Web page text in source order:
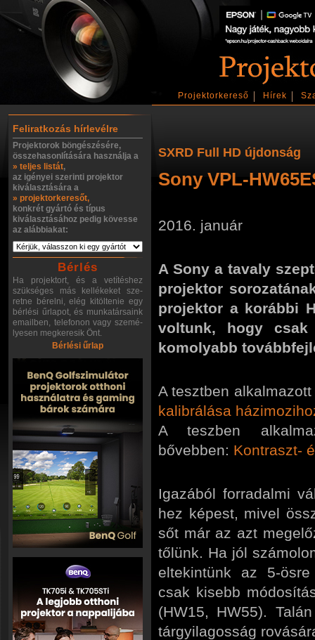
Projektorkereső Hírek
Feliratkozás hírlevélre
Projektorok böngészésére,
összehasonlítására használja a
» teljes listát,
az igényei szerinti projektor
kiválasztására a
» projektorkeresőt,
konkrét gyártó és típus
kiválasztásához pedig kövesse
az alábbiakat:
Bérlés
Ha projektort, és a vetítéshez
szükséges más kellékeket sze-
retne bérelni, elég kitöltenie egy
bérlési űrlapot, és munkatársaink
emailben, telefonon vagy szemé-
lyesen megkeresik Önt.
Bérlési űrlap
SXRD Full HD újdonság
Sony VPL-
2016. január
A Sony a tavaly
projektor
projektor a korábbi
voltunk, hogy csak
komolyabb
A tesztben
kalibrálása
A teszben
bővebben: Kontraszt-
Igazából forradalmi
hez képest, mivel
sőt már az azt
tőlünk. Ha jól
eltekintünk az 5-
csak kisebb
(HW15, HW55).
tárgyilagosság